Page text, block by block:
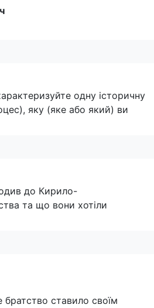
одну історичну
яку (яке або який) ви
до Кирило-
та що вони хотіли
ставило своїм